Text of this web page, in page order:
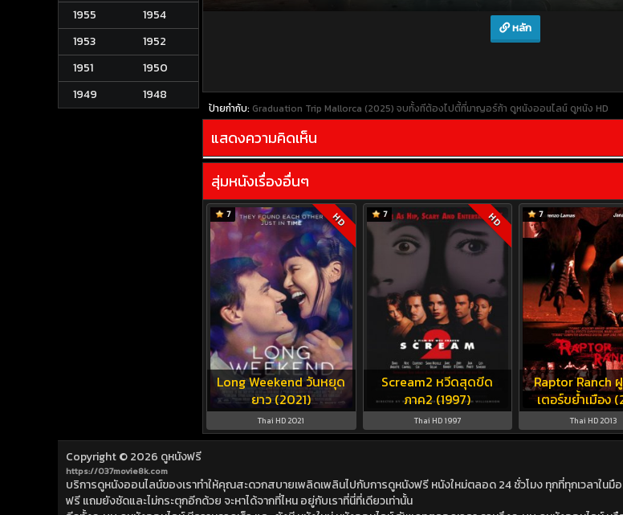
1955
1954
1953
1952
1951
1950
1949
1948
หลัก
ป้ายกำกับ: Graduation Trip Mallorca (2025) จบทั้งทีต้องไปตี้ที่มาญอร์ก้า ดูหนังออนไลน์ ดูหนัง HD
แสดงความคิดเห็น
สุ่มหนังเรื่องอื่นๆ
Long Weekend วันหยุด
ยาว (2021)
7 HD
Thai HD 2021
Scream2 หวีดสุดขีด
ภาค2 (1997)
7 HD
Thai HD 1997
Raptor Ranch
เตอร์ขย้ำเมือง
7
Thai HD 2013
Copyright © 2026 ดูหนังฟรี
https://037movie8k.com
บริการดูหนังออนไลน์ของเราทำให้คุณสะดวกสบายเพลิดเพลินไปกับการดูหนังฟรี หนังใหม่ตลอด 24 ชั่วโมง ทุกที่ทุกเวลาใน
ฟรี แถมยังชัดและไม่กระตุกอีกด้วย จะหาได้จากที่ไหน อยู่กับเราที่นี่ที่เดียวเท่านั้น